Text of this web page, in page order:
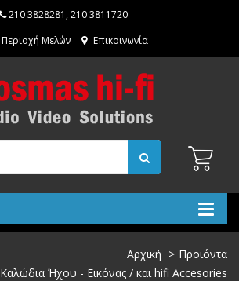
210 3828281 ,210 3811720
Περιοχή Μελών
Επικοινωνία
Αρχική
Προιόντα
Καλώδια Ήχου - Εικόνας / και hifi Accesories